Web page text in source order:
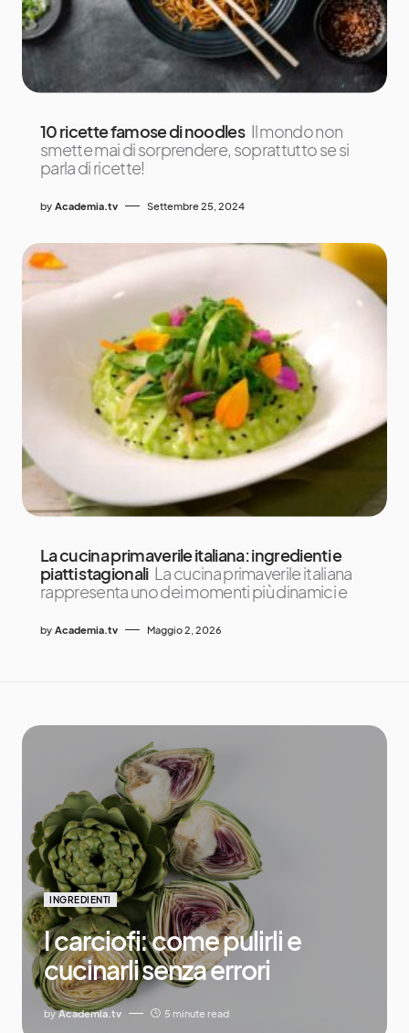
10 ricette famose di noodles Il mondo non
smette mai di sorprendere, soprattutto se si
parla di ricette!
by Academia.tv Settembre 25, 2024
La cucina primaverile italiana: ingredienti e
piatti stagionali La cucina primaverile italiana
rappresenta uno dei momenti più dinamici e
by Academia.tv Maggio 2, 2026
INGREDIENTI
I carciofi: come pulirli e
cucinarli senza errori
by Academia.tv 5 minute read